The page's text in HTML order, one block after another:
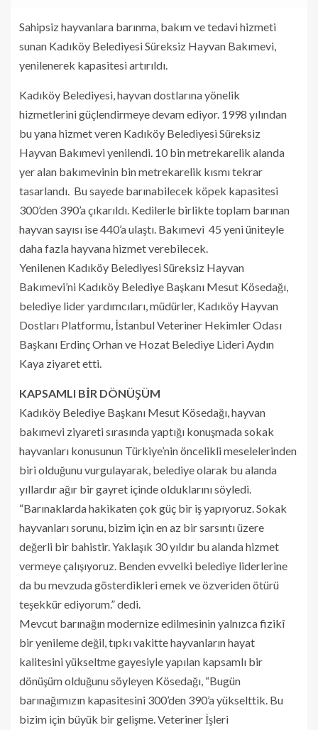
Sahipsiz hayvanlara barınma, bakım ve tedavi hizmeti
sunan Kadıköy Belediyesi Süreksiz Hayvan Bakımevi,
yenilenerek kapasitesi artırıldı.
Kadıköy Belediyesi, hayvan dostlarına yönelik
hizmetlerini güçlendirmeye devam ediyor. 1998 yılından
bu yana hizmet veren Kadıköy Belediyesi Süreksiz
Hayvan Bakımevi yenilendi. 10 bin metrekarelik alanda
yer alan bakımevinin bin metrekarelik kısmı tekrar
tasarlandı. Bu sayede barınabilecek köpek kapasitesi
300’den 390’a çıkarıldı. Kedilerle birlikte toplam barınan
hayvan sayısı ise 440’a ulaştı. Bakımevi 45 yeni üniteyle
daha fazla hayvana hizmet verebilecek.
Yenilenen Kadıköy Belediyesi Süreksiz Hayvan
Bakımevi’ni Kadıköy Belediye Başkanı Mesut Kösedağı,
belediye lider yardımcıları, müdürler, Kadıköy Hayvan
Dostları Platformu, İstanbul Veteriner Hekimler Odası
Başkanı Erdinç Orhan ve Hozat Belediye Lideri Aydın
Kaya ziyaret etti.
KAPSAMLI BİR DÖNÜŞÜM
Kadıköy Belediye Başkanı Mesut Kösedağı, hayvan
bakımevi ziyareti sırasında yaptığı konuşmada sokak
hayvanları konusunun Türkiye’nin öncelikli meselelerinden
biri olduğunu vurgulayarak, belediye olarak bu alanda
yıllardır ağır bir gayret içinde olduklarını söyledi.
“Barınaklarda hakikaten çok güç bir iş yapıyoruz. Sokak
hayvanları sorunu, bizim için en az bir sarsıntı üzere
değerli bir bahistir. Yaklaşık 30 yıldır bu alanda hizmet
vermeye çalışıyoruz. Benden evvelki belediye liderlerine
da bu mevzuda gösterdikleri emek ve özveriden ötürü
teşekkür ediyorum.” dedi.
Mevcut barınağın modernize edilmesinin yalnızca fizikî
bir yenileme değil, tıpkı vakitte hayvanların hayat
kalitesini yükseltme gayesiyle yapılan kapsamlı bir
dönüşüm olduğunu söyleyen Kösedağı, “Bugün
barınağımızın kapasitesini 300’den 390’a yükselttik. Bu
bizim için büyük bir gelişme. Veteriner İşleri